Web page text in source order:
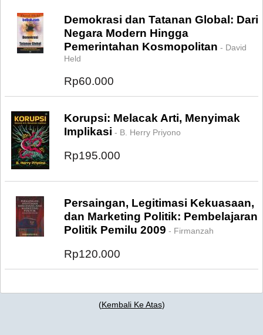
Demokrasi dan Tatanan Global: Dari
Negara Modern Hingga
Pemerintahan Kosmopolitan - David
Held
Rp60.000
Korupsi: Melacak Arti, Menyimak
Implikasi - B. Herry Priyono
Rp195.000
Persaingan, Legitimasi Kekuasaan,
dan Marketing Politik: Pembelajaran
Politik Pemilu 2009 - Firmanzah
Rp120.000
(Kembali Ke Atas)